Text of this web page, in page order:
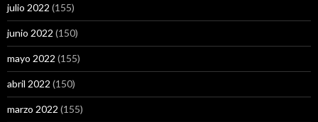
julio 2022 (155)
junio 2022 (150)
mayo 2022 (155)
abril 2022 (150)
marzo 2022 (155)